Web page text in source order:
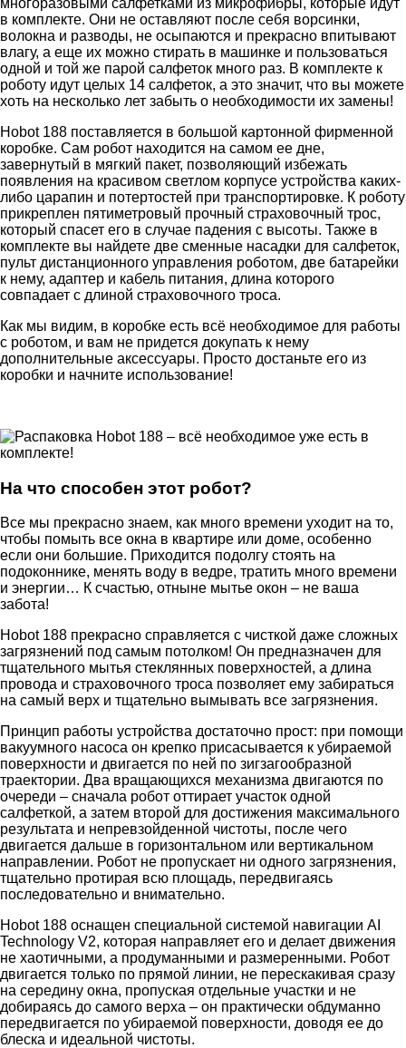
многоразовыми салфетками из микрофибры, которые идут
в комплекте. Они не оставляют после себя ворсинки,
волокна и разводы, не осыпаются и прекрасно впитывают
влагу, а еще их можно стирать в машинке и пользоваться
одной и той же парой салфеток много раз. В комплекте к
роботу идут целых 14 салфеток, а это значит, что вы можете
хоть на несколько лет забыть о необходимости их замены!
Hobot 188 поставляется в большой картонной фирменной
коробке. Сам робот находится на самом ее дне,
завернутый в мягкий пакет, позволяющий избежать
появления на красивом светлом корпусе устройства каких-
либо царапин и потертостей при транспортировке. К роботу
прикреплен пятиметровый прочный страховочный трос,
который спасет его в случае падения с высоты. Также в
комплекте вы найдете две сменные насадки для салфеток,
пульт дистанционного управления роботом, две батарейки
к нему, адаптер и кабель питания, длина которого
совпадает с длиной страховочного троса.
Как мы видим, в коробке есть всё необходимое для работы
с роботом, и вам не придется докупать к нему
дополнительные аксессуары. Просто достаньте его из
коробки и начните использование!
На что способен этот робот?
Все мы прекрасно знаем, как много времени уходит на то,
чтобы помыть все окна в квартире или доме, особенно
если они большие. Приходится подолгу стоять на
подоконнике, менять воду в ведре, тратить много времени
и энергии… К счастью, отныне мытье окон – не ваша
забота!
Hobot 188 прекрасно справляется с чисткой даже сложных
загрязнений под самым потолком! Он предназначен для
тщательного мытья стеклянных поверхностей, а длина
провода и страховочного троса позволяет ему забираться
на самый верх и тщательно вымывать все загрязнения.
Принцип работы устройства достаточно прост: при помощи
вакуумного насоса он крепко присасывается к убираемой
поверхности и двигается по ней по зигзагообразной
траектории. Два вращающихся механизма двигаются по
очереди – сначала робот оттирает участок одной
салфеткой, а затем второй для достижения максимального
результата и непревзойденной чистоты, после чего
двигается дальше в горизонтальном или вертикальном
направлении. Робот не пропускает ни одного загрязнения,
тщательно протирая всю площадь, передвигаясь
последовательно и внимательно.
Hobot 188 оснащен специальной системой навигации AI
Technology V2, которая направляет его и делает движения
не хаотичными, а продуманными и размеренными. Робот
двигается только по прямой линии, не перескакивая сразу
на середину окна, пропуская отдельные участки и не
добираясь до самого верха – он практически обдуманно
передвигается по убираемой поверхности, доводя ее до
блеска и идеальной чистоты.